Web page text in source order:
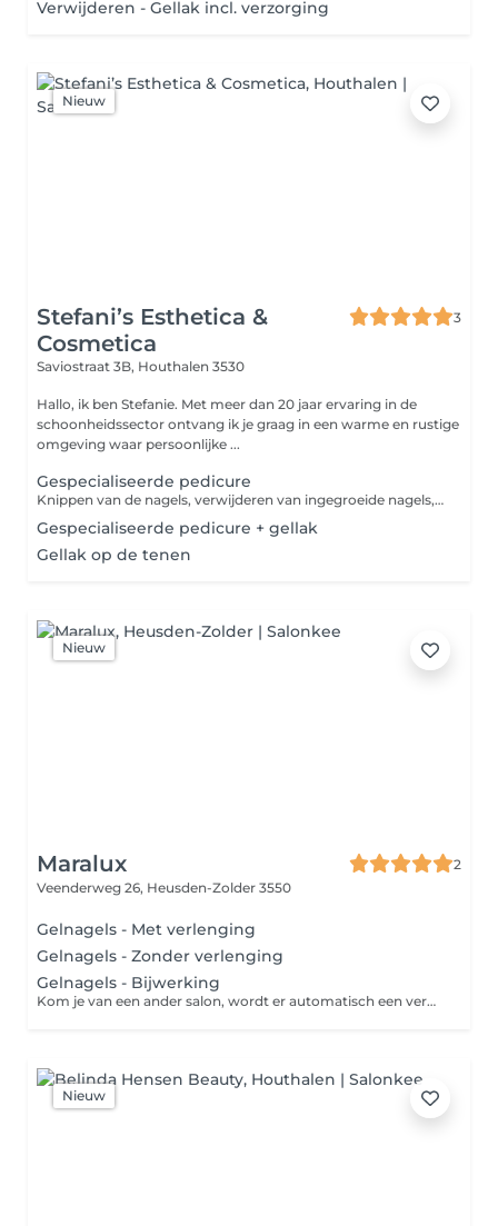
Verwijderen - Gellak incl. verzorging
Nieuw
Stefani’s Esthetica &
Cosmetica
3
Saviostraat 3B, Houthalen 3530
Hallo, ik ben Stefanie. Met meer dan 20 jaar ervaring in de
schoonheidssector ontvang ik je graag in een warme en rustige
omgeving waar persoonlijke ...
Gespecialiseerde pedicure
Knippen van de nagels, verwijderen van ingegroeide nagels, nagelriemen, velletjes, eelt, eeltpitten, aanbrengen van een verzorgende creme. Supplement voor kleurlak tijdens de verzorging; + 5 euro.
Gespecialiseerde pedicure + gellak
Gellak op de tenen
Nieuw
Maralux
2
Veenderweg 26, Heusden-Zolder 3550
Gelnagels - Met verlenging
Gelnagels - Zonder verlenging
Gelnagels - Bijwerking
Kom je van een ander salon, wordt er automatisch een verwijdering en een nieuwe set aangerekend, afhankelijk van de lengte die je kiest.
Nieuw